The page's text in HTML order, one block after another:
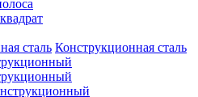
Конструкционная сталь